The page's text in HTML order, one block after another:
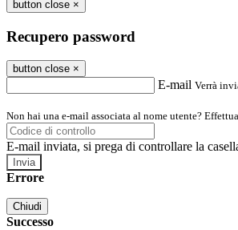
button close ×
Recupero password
button close ×
E-mail Verrà
Non hai una e-mail associata al nome utente?
E-mail inviata, si prega di controllare la
Errore
Chiudi
Successo